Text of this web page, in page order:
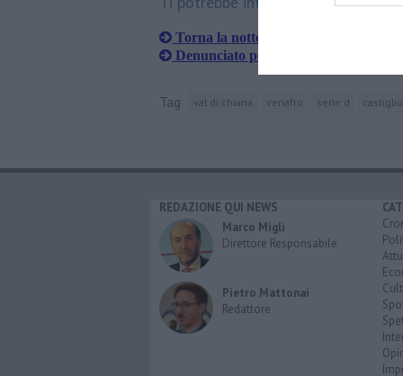
Torna la notte romantica nel Borgo
Denunciato per truffa falso operatore
Tag val di chiana venafro serie d
REDAZIONE QUI NEWS
Marco Migli
Direttore Responsabile
Pietro Mattonai
Redattore